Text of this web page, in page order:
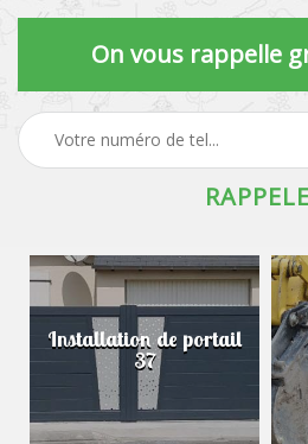
On vous rappelle
Installation de portail
37